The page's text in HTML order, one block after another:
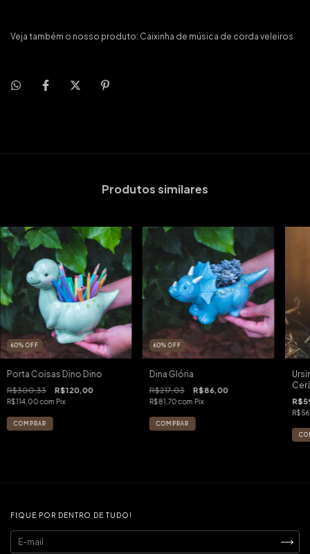
Veja também o nosso produto: Caixinha de música de corda veleiros
Produtos similares
60%OFF
Porta Coisas Dino Dino
R$300,33 R$120,00
R$114,00com Pix
60%OFF
Dina Glória
R$217,03 R$86,00
R$81,70com Pix
FIQUE POR DENTRO DE TUDO!